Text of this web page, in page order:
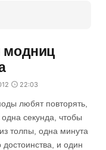
модниц
22:03
любят повторять,
одна секунда, чтобы
толпы, одна минута
и один